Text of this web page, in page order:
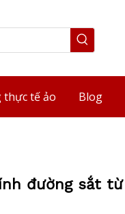
thực tế ảo Blog
đường sắt từ